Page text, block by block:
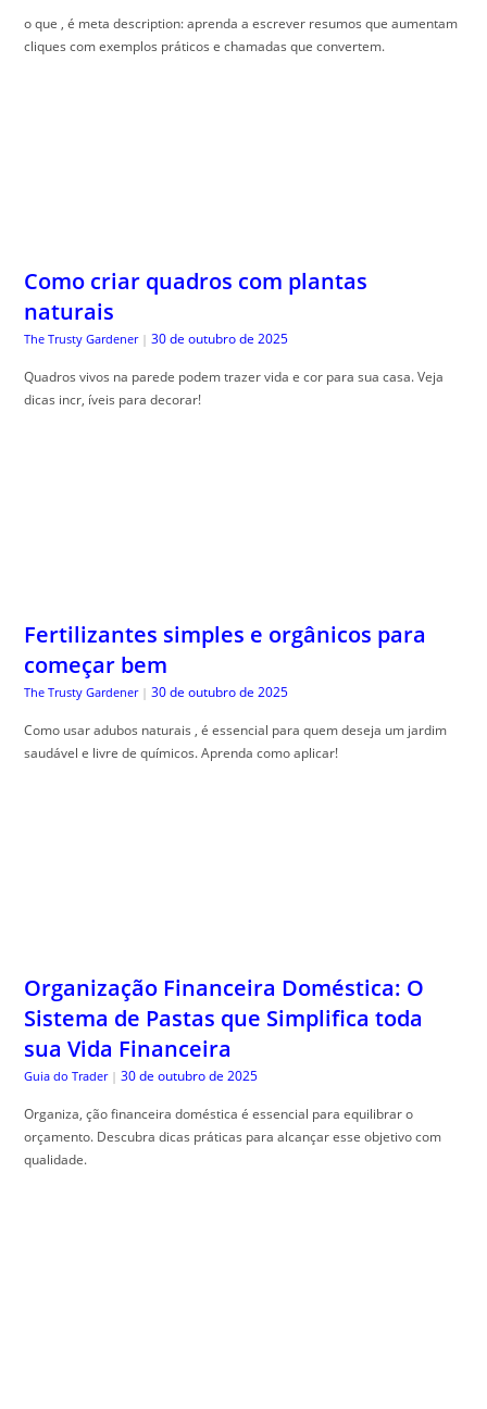
o que , é meta description: aprenda a escrever resumos que aumentam
cliques com exemplos práticos e chamadas que convertem.
Como criar quadros com plantas
naturais
The Trusty Gardener | 30 de outubro de 2025
Quadros vivos na parede podem trazer vida e cor para sua casa. Veja
dicas incr, íveis para decorar!
Fertilizantes simples e orgânicos para
começar bem
The Trusty Gardener | 30 de outubro de 2025
Como usar adubos naturais , é essencial para quem deseja um jardim
saudável e livre de químicos. Aprenda como aplicar!
Organização Financeira Doméstica: O
Sistema de Pastas que Simplifica toda
sua Vida Financeira
Guia do Trader | 30 de outubro de 2025
Organiza, ção financeira doméstica é essencial para equilibrar o
orçamento. Descubra dicas práticas para alcançar esse objetivo com
qualidade.